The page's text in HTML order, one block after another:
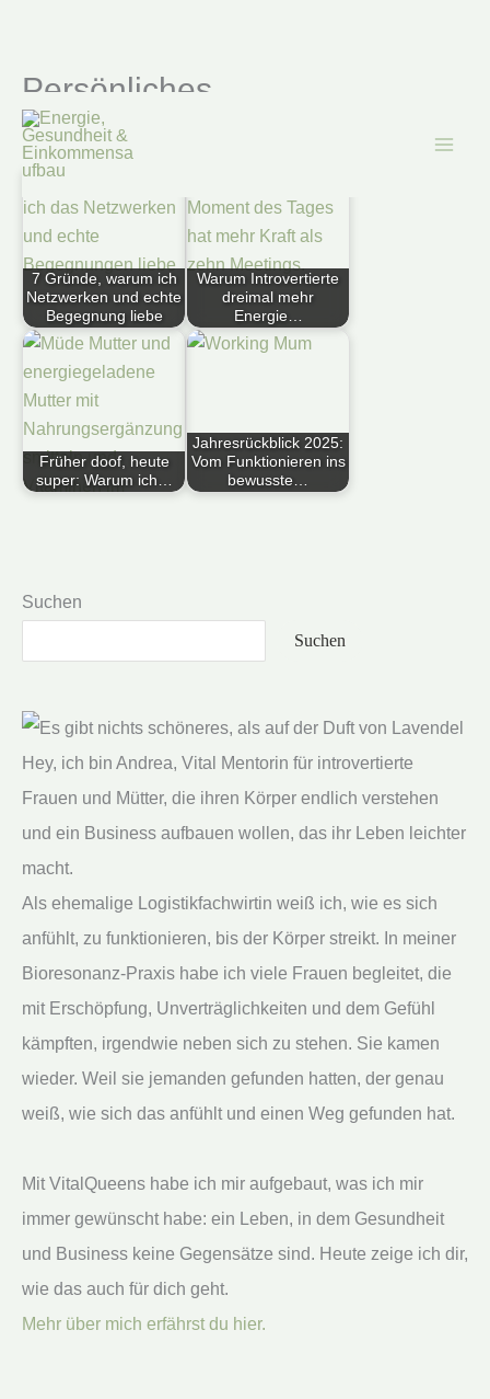
Zum
Inhalt
springen
Persönliches
Ähnliche Blogartikel:
7 Gründe, warum ich
Netzwerken und echte
Begegnung liebe
Warum Introvertierte
dreimal mehr
Energie…
Früher doof, heute
super: Warum ich…
Jahresrückblick 2025:
Vom Funktionieren ins
bewusste…
Suchen
Suchen
Hey, ich bin Andrea, Vital Mentorin für introvertierte
Frauen und Mütter, die ihren Körper endlich verstehen
und ein Business aufbauen wollen, das ihr Leben leichter
macht.
Als ehemalige Logistikfachwirtin weiß ich, wie es sich
anfühlt, zu funktionieren, bis der Körper streikt. In meiner
Bioresonanz-Praxis habe ich viele Frauen begleitet, die
mit Erschöpfung, Unverträglichkeiten und dem Gefühl
kämpften, irgendwie neben sich zu stehen. Sie kamen
wieder. Weil sie jemanden gefunden hatten, der genau
weiß, wie sich das anfühlt und einen Weg gefunden hat.
Mit VitalQueens habe ich mir aufgebaut, was ich mir
immer gewünscht habe: ein Leben, in dem Gesundheit
und Business keine Gegensätze sind. Heute zeige ich dir,
wie das auch für dich geht.
Mehr über mich erfährst du hier.